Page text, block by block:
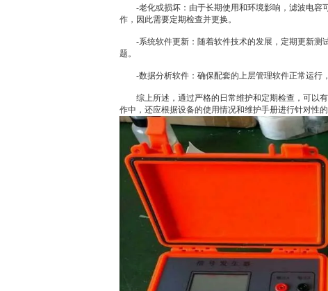
-老化或损坏：由于长期使用和环境影响，滤波电容
作，因此需要定期检查并更换。
-系统软件更新：随着软件技术的发展，定期更新测
题。
-数据分析软件：确保配套的上层管理软件正常运行
综上所述，通过严格的日常维护和定期检查，可以
作中，还应根据设备的使用情况和维护手册进行针对性